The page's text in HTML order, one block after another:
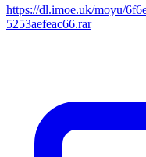
https://dl.imoe.uk/moyu/
5253aefeac66.rar